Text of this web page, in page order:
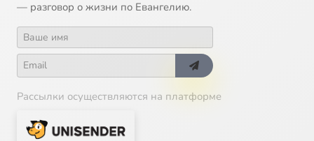
— разговор о жизни по Евангелию.
Рассылки осуществляются на платформе